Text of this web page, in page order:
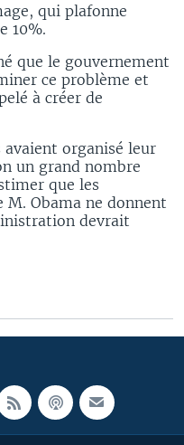
qui plafonne
10%.
que le gouvernement
ce problème et
à créer de
avaient organisé leur
un grand nombre
que les
M. Obama ne donnent
devrait